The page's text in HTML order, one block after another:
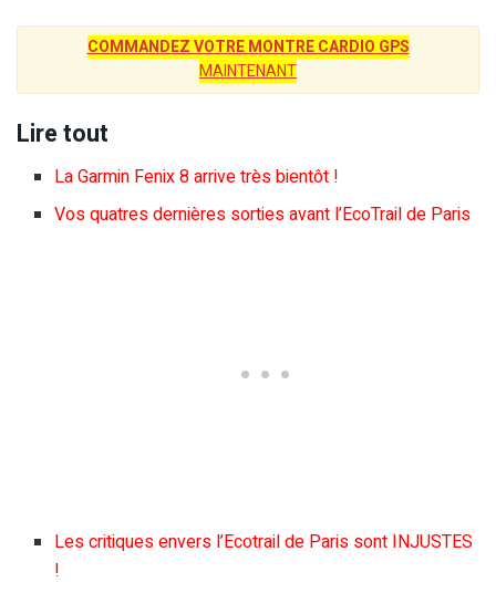
COMMANDEZ VOTRE MONTRE CARDIO GPS
MAINTENANT
Lire tout
La Garmin Fenix 8 arrive très bientôt !
Vos quatres dernières sorties avant l’EcoTrail de Paris
Les critiques envers l’Ecotrail de Paris sont INJUSTES
!